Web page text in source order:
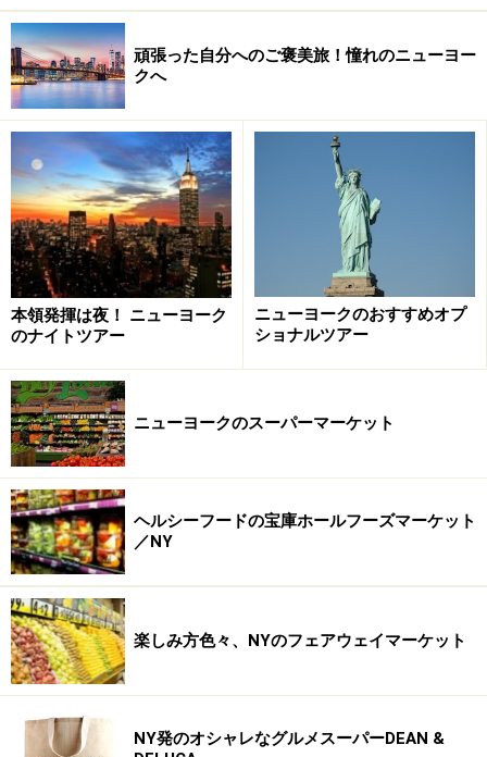
滝の音を聞きながら眠るカスケード棟のル
ーム
カスケード棟、部屋からの眺め
ナッシュビル空港からホテルのシャトルバスで約20分
で、ゲイロード・オプリーランド・リゾートに到着。巨
大なホテルにありがちな喧騒感はなく、南部の格式を感
じるゆったりとした感じを受けました。
ホテルは大きく分けて、カスケード、デルタ、マグノリ
ア、ガーデン・コンサーバトリー（温室庭園)、コンベン
ションセンターの5つの巨大アトリウムに分かれていま
す。
ホテルフロントから一番近い、カスケードのバルコニー
付きお部屋にチェックイン。ホテルロビーから一歩カス
頑張った自分へのご褒美旅！憧れのニューヨー
クへ
本領発揮は夜！ ニューヨーク
のナイトツアー
ニューヨークのおすすめオプ
ショナルツアー
ニューヨークのスーパーマーケット
ヘルシーフードの宝庫ホールフーズマーケット
／NY
楽しみ方色々、NYのフェアウェイマーケット
NY発のオシャレなグルメスーパーDEAN &